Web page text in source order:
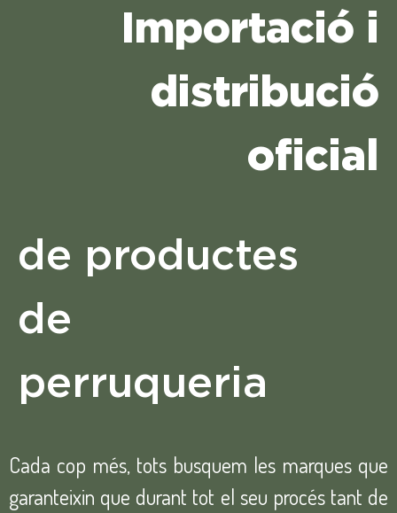
Importació i
distribució
oficial
de productes
de
perruqueria
Cada cop més, tots busquem les marques que
garanteixin que durant tot el seu procés tant de